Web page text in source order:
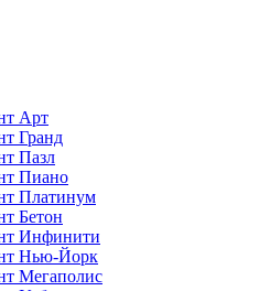
Арт
Гранд
Пазл
Пиано
Платинум
Бетон
Инфинити
Нью-Йорк
Мегаполис